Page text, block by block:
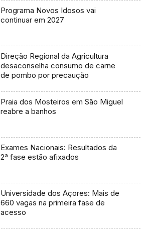
Programa Novos Idosos vai
continuar em 2027
Direção Regional da Agricultura
desaconselha consumo de carne
de pombo por precaução
Praia dos Mosteiros em São Miguel
reabre a banhos
Exames Nacionais: Resultados da
2ª fase estão afixados
Universidade dos Açores: Mais de
660 vagas na primeira fase de
acesso